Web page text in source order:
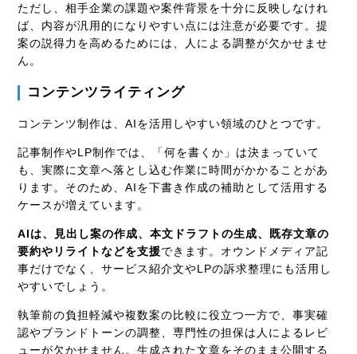
ただし、相手企業の課題や案件背景を十分に反映しなけれ
ば、内容が汎用的になりやすい点には注意が必要です。提
案の説得力を高めるためには、人による調整が欠かせませ
ん。
コンテンツライティング
コンテンツ制作は、AIを活用しやすい領域のひとつです。
記事制作やLP制作では、「何を書くか」は決まっていて
も、実際に文章へ落とし込む作業に時間がかかることがあ
ります。そのため、AIを下書き作成の補助として活用する
ケースが増えています。
AIは、見出し案の作成、本文ドラフトの生成、既存文章の
要約やリライトなどを支援できます。オウンドメディア記
事だけでなく、サービス紹介文やLPの訴求整理にも活用し
やすいでしょう。
執筆前の負担軽減や複数案の比較に役立つ一方で、事実確
認やブランドトーンの調整、専門性の担保は人によるレビ
ューが欠かせません。生成された文章をそのまま公開する